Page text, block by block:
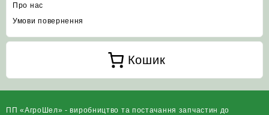
Про нас
Умови повернення
Кошик
ПП «АгроШел» - виробництво та постачання запчастин до